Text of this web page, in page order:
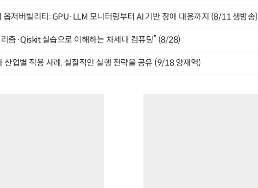
옵저버빌리티: GPU·LLM 모니터링부터 AI 기반 장애 대응까지 (8/11 생방송)
즘·Qiskit 실습으로 이해하는 차세대 컴퓨팅” (8/28)
산업별 적용 사례, 실질적인 실행 전략을 공유 (9/18 양재역)